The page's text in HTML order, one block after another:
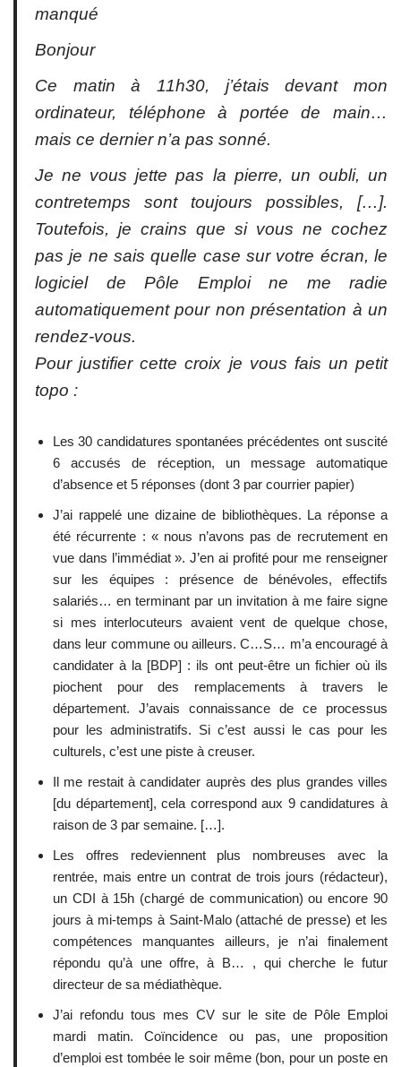
manqué
Bonjour
Ce matin à 11h30, j’étais devant mon
ordinateur, téléphone à portée de main…
mais ce dernier n’a pas sonné.
Je ne vous jette pas la pierre, un oubli, un
contretemps sont toujours possibles, […].
Toutefois, je crains que si vous ne cochez
pas je ne sais quelle case sur votre écran, le
logiciel de Pôle Emploi ne me radie
automatiquement pour non présentation à un
rendez-vous.
Pour justifier cette croix je vous fais un petit
topo :
Les 30 candidatures spontanées précédentes ont suscité
6 accusés de réception, un message automatique
d’absence et 5 réponses (dont 3 par courrier papier)
J’ai rappelé une dizaine de bibliothèques. La réponse a
été récurrente : « nous n’avons pas de recrutement en
vue dans l’immédiat ». J’en ai profité pour me renseigner
sur les équipes : présence de bénévoles, effectifs
salariés… en terminant par un invitation à me faire signe
si mes interlocuteurs avaient vent de quelque chose,
dans leur commune ou ailleurs. C…S… m’a encouragé à
candidater à la [BDP] : ils ont peut-être un fichier où ils
piochent pour des remplacements à travers le
département. J’avais connaissance de ce processus
pour les administratifs. Si c’est aussi le cas pour les
culturels, c’est une piste à creuser.
Il me restait à candidater auprès des plus grandes villes
[du département], cela correspond aux 9 candidatures à
raison de 3 par semaine. […].
Les offres redeviennent plus nombreuses avec la
rentrée, mais entre un contrat de trois jours (rédacteur),
un CDI à 15h (chargé de communication) ou encore 90
jours à mi-temps à Saint-Malo (attaché de presse) et les
compétences manquantes ailleurs, je n’ai finalement
répondu qu’à une offre, à B… , qui cherche le futur
directeur de sa médiathèque.
J’ai refondu tous mes CV sur le site de Pôle Emploi
mardi matin. Coïncidence ou pas, une proposition
d’emploi est tombée le soir même (bon, pour un poste en